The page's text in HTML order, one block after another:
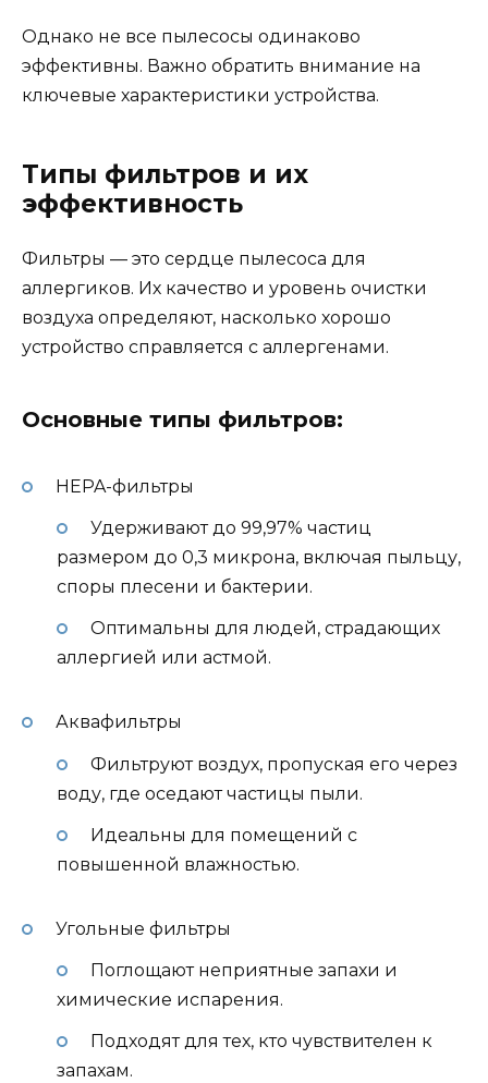
Однако не все пылесосы одинаково
эффективны. Важно обратить внимание на
ключевые характеристики устройства.
Типы фильтров и их
эффективность
Фильтры — это сердце пылесоса для
аллергиков. Их качество и уровень очистки
воздуха определяют, насколько хорошо
устройство справляется с аллергенами.
Основные типы фильтров:
HEPA-фильтры
Удерживают до 99,97% частиц
размером до 0,3 микрона, включая пыльцу,
споры плесени и бактерии.
Оптимальны для людей, страдающих
аллергией или астмой.
Аквафильтры
Фильтруют воздух, пропуская его через
воду, где оседают частицы пыли.
Идеальны для помещений с
повышенной влажностью.
Угольные фильтры
Поглощают неприятные запахи и
химические испарения.
Подходят для тех, кто чувствителен к
запахам.